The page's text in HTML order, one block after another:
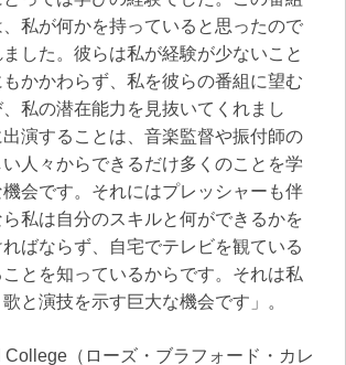
私が何かを持っていると思ったので
した。彼らは私が経験が少ないこと
かかわらず、私を彼らの番組に望む
、私の潜在能力を見抜いてくれまし
演することは、音楽監督や振付師の
人々からできるだけ多くのことを学
会です。それにはプレッシャーも伴
私は自分のスキルと何ができるかを
ばならず、自宅でテレビを観ている
ことを知っているからです。それは私
と演技を示す巨大な機会です」。
（ローズ・ブラフォード・カレ